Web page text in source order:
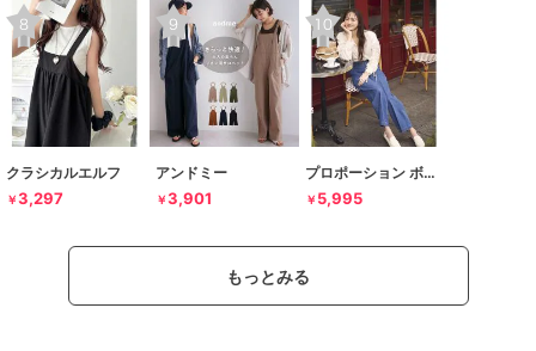
クラシカルエルフ
￥3,297
アンドミー
￥3,901
プロポーション ボディドレッシング
￥ 5,995
もっとみる